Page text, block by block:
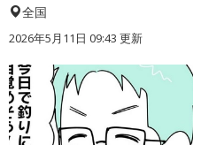
全国
2026年5月11日 09:43 更新